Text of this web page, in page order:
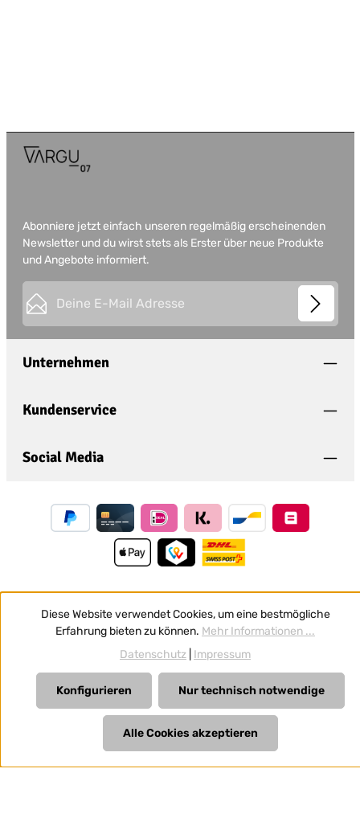
Abonniere jetzt einfach unseren regelmäßig erscheinenden
Newsletter und du wirst stets als Erster über neue Produkte
und Angebote informiert.
Datenschutz
Ich habe die
bin mit ihnen einverstanden.
Die mit einem Stern (*) markierten Felder sind
Unternehmen
Kundenservice
Social Media
Vertrag widerrufen
und ggf. Nachnahmegebühren, wenn nicht anders
angegeben.
Diese Website verwendet Cookies, um eine bestmögliche
Erfahrung bieten zu können. Mehr Informationen ...
Datenschutz Impressum
Nur technisch notwendige
Konfigurieren
Alle Cookies akzeptieren